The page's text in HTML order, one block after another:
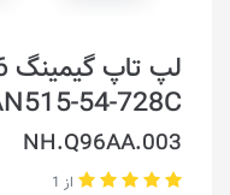
54-728C
NH.Q96AA.003
از 1